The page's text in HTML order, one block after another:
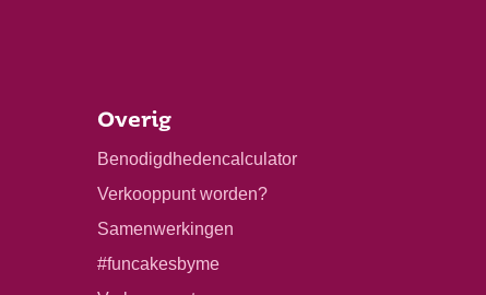
Overig
Benodigdhedencalculator
Verkooppunt worden?
Samenwerkingen
#funcakesbyme